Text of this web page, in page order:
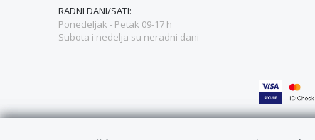
RADNI DANI/SATI:
Ponedeljak - Petak 09-17 h
Subota i nedelja su neradni dani